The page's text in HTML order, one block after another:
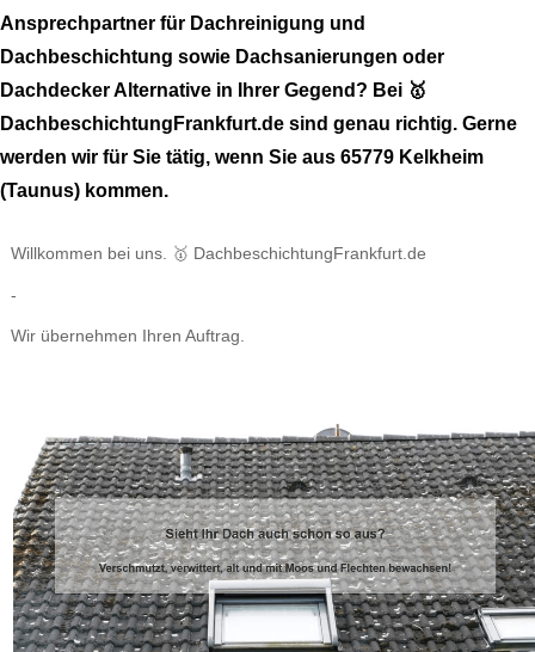
Ansprechpartner für Dachreinigung und
Dachbeschichtung sowie Dachsanierungen oder
Dachdecker Alternative in Ihrer Gegend? Bei 🥇
DachbeschichtungFrankfurt.de sind genau richtig. Gerne
werden wir für Sie tätig, wenn Sie aus 65779 Kelkheim
(Taunus) kommen.
Willkommen bei uns. 🥇 DachbeschichtungFrankfurt.de
-
Wir übernehmen Ihren Auftrag.